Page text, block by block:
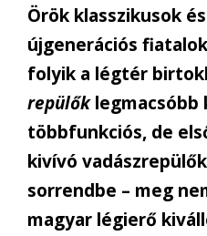
Örök klasszikusok
újgenerációs
folyik a légtér
repülőklegmacsóbb
többfunkciós, de
kivívó
sorrendbe – meg
magyar légierő